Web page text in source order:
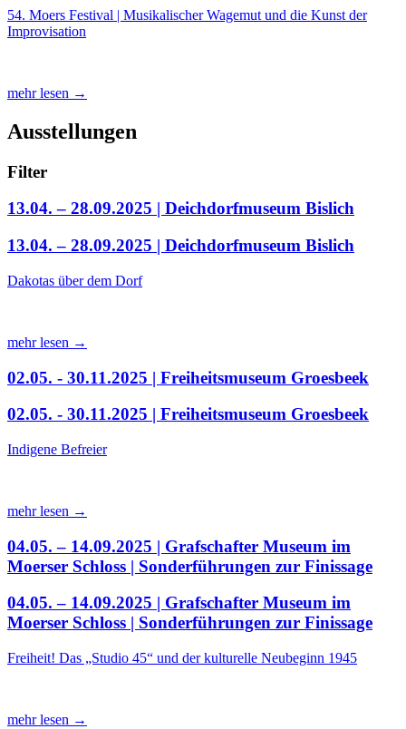
54. Moers Festival | Musikalischer Wagemut und die Kunst der
Improvisation
mehr lesen →
Ausstellungen
Filter
13.04. – 28.09.2025 | Deichdorfmuseum Bislich
13.04. – 28.09.2025 | Deichdorfmuseum Bislich
Dakotas über dem Dorf
mehr lesen →
02.05. - 30.11.2025 | Freiheitsmuseum Groesbeek
02.05. - 30.11.2025 | Freiheitsmuseum Groesbeek
Indigene Befreier
mehr lesen →
04.05. – 14.09.2025 | Grafschafter Museum im
Moerser Schloss | Sonderführungen zur Finissage
04.05. – 14.09.2025 | Grafschafter Museum im
Moerser Schloss | Sonderführungen zur Finissage
Freiheit! Das „Studio 45“ und der kulturelle Neubeginn 1945
mehr lesen →